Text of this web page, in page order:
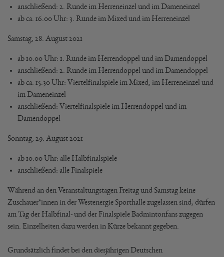
anschließend: 2. Runde im Herreneinzel und im Dameneinzel
ab ca. 16.00 Uhr: 3. Runde im Mixed und im Herreneinzel
Samstag, 28. August 2021
ab 10.00 Uhr: 1. Runde im Herrendoppel und im Damendoppel
anschließend: 2. Runde im Herrendoppel und im Damendoppel
ab ca. 15.30 Uhr: Viertelfinalspiele im Mixed, im Herreneinzel und
im Dameneinzel
anschließend: Viertelfinalspiele im Herrendoppel und im
Damendoppel
Sonntag, 29. August 2021
ab 10.00 Uhr: alle Halbfinalspiele
anschließend: alle Finalspiele
Während an den Veranstaltungstagen Freitag und Samstag keine
Zuschauer*innen in der Westenergie Sporthalle zugelassen sind, dürfen
am Tag der Halbfinal- und der Finalspiele Badmintonfans zugegen
sein. Einzelheiten dazu werden in Kürze bekannt gegeben.
Grundsätzlich findet bei den diesjährigen Deutschen